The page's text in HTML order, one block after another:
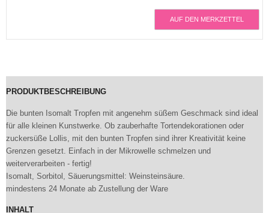
AUF DEN MERKZETTEL
PRODUKTBESCHREIBUNG
Die bunten Isomalt Tropfen mit angenehm süßem Geschmack sind ideal
für alle kleinen Kunstwerke. Ob zauberhafte Tortendekorationen oder
zuckersüße Lollis, mit den bunten Tropfen sind ihrer Kreativität keine
Grenzen gesetzt. Einfach in der Mikrowelle schmelzen und
weiterverarbeiten - fertig!
Isomalt, Sorbitol, Säuerungsmittel: Weinsteinsäure.
mindestens 24 Monate ab Zustellung der Ware
INHALT